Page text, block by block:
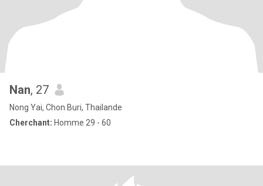
Nan, 27
Nong Yai, Chon Buri, Thailande
Cherchant: Homme 29 - 60